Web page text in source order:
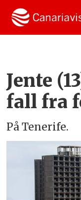
Jente
fall fra
På Tenerife.